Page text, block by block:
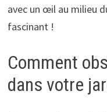
avec un œil au milieu
fascinant !
Comment
dans votre